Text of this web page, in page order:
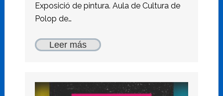
Exposició de pintura. Aula de Cultura de
Polop de…
Leer más